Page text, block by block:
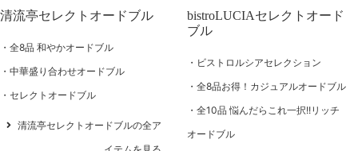
清流亭セレクトオードブル
全8品 和やかオードブル
中華盛り合わせオードブル
セレクトオードブル
清流亭セレクトオードブルの全ア
bistroLUCIAセレクトオード
ブル
ビストロルシアセレクション
全8品お得！カジュアルオードブル
全10品 悩んだらこれ一択!!リッチ
オードブル